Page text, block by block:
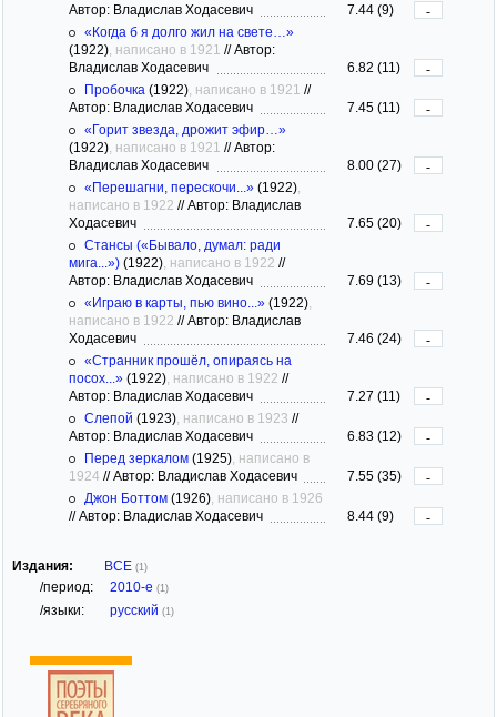
Автор: Владислав Ходасевич
7.44 (9)
-
«Когда б я долго жил на свете…»
(1922) , написано в 1921 //Автор:
Владислав Ходасевич
6.82 (11)
-
Пробочка (1922) , написано в 1921 //
Автор: Владислав Ходасевич
7.45 (11)
-
«Горит звезда, дрожит эфир…»
(1922) , написано в 1921 //Автор:
Владислав Ходасевич
8.00 (27)
-
«Перешагни, перескочи...» (1922)
написано в 1922 //Автор: Владислав
Ходасевич
7.65 (20)
-
Стансы («Бывало, думал: ради
мига...») (1922) , написано в 1922 //
Автор: Владислав Ходасевич
7.69 (13)
-
«Играю в карты, пью вино...» (1922)
написано в 1922 //Автор: Владислав
Ходасевич
7.46 (24)
-
«Странник прошёл, опираясь на
посох...» (1922) , написано в 1922 //
Автор: Владислав Ходасевич
7.27 (11)
-
Слепой (1923) , написано в 1923 //
Автор: Владислав Ходасевич
6.83 (12)
-
Перед зеркалом (1925) , написано в
1924 //Автор: Владислав Ходасевич 7.55 (35)
-
Джон Боттом (1926) , написано в 1926
//Автор: Владислав Ходасевич 8.44 (9) -
Издания: ВСЕ (1)
/период: 2010-е (1)
/языки: русский (1)